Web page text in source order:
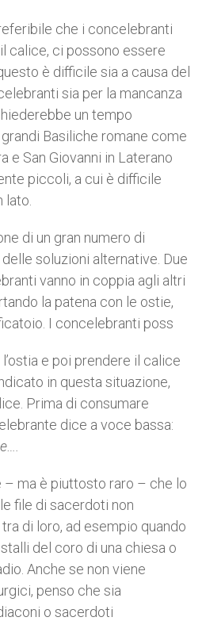
che i concelebranti
calice, ci possono essere
è difficile sia a causa del
sia per la mancanza
un tempo
Basiliche romane come
e San Giovanni in Laterano
piccoli, a cui è difficile
lato.
di un gran numero di
soluzioni alternative. Due
vanno in coppia agli altri
la patena con le ostie,
I concelebranti poss
e poi prendere il calice
in questa situazione,
Prima di consumare
dice a voce bassa:
– ma è piuttosto raro – che lo
file di sacerdoti non
di loro, ad esempio quando
del coro di una chiesa o
Anche se non viene
penso che sia
o sacerdoti